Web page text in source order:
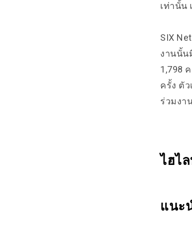
เท่านั้น
SIX
งานนั้น
1,798
ครั้ง ตั
ร่วมงา
ไฮไ
แนะ